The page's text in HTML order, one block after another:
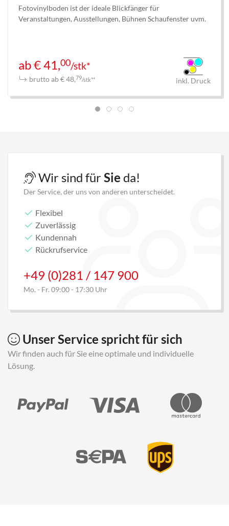
Fotovinylboden ist der ideale Blickfänger für
Veranstaltungen, Ausstellungen, Bühnen Schaufenster uvm.
ab € 41,00/stk*
brutto ab € 48,79/stk** inkl. Druck
Wir sind für Sie da!
Der Service, der uns von anderen unterscheidet.
Flexibel
Zuverlässig
Kundennah
Rückrufservice
+49 (0)281 / 147 900
Mo. - Fr. 09:00 - 17:30 Uhr
Unser Service spricht für sich
Wir finden auch für Sie eine optimale und individuelle
Lösung.